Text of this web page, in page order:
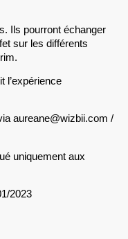
Ils pourront échanger
sur les différents
l’expérience
aureane@wizbii.com /
uniquement aux
2023